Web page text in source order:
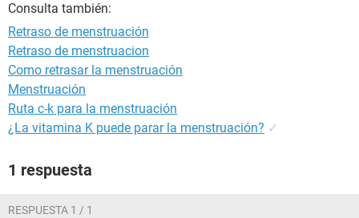
Consulta también:
Retraso de menstruación
Retraso de menstruacion
Como retrasar la menstruación
Menstruación
Ruta c-k para la menstruación
¿La vitamina K puede parar la menstruación? ✓
1 respuesta
RESPUESTA 1 / 1